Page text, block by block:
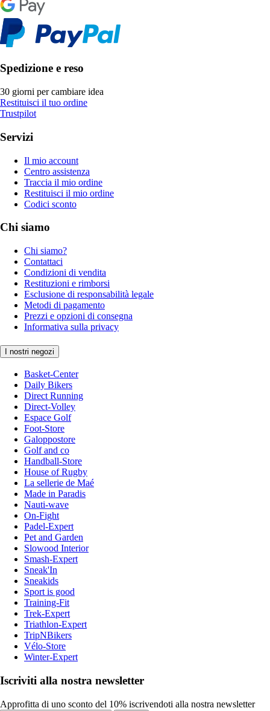
Spedizione e reso
30 giorni per cambiare idea
Restituisci il tuo ordine
Trustpilot
Servizi
Il mio account
Centro assistenza
Traccia il mio ordine
Restituisci il mio ordine
Codici sconto
Chi siamo
Chi siamo?
Contattaci
Condizioni di vendita
Restituzioni e rimborsi
Esclusione di responsabilità legale
Metodi di pagamento
Prezzi e opzioni di consegna
Informativa sulla privacy
I nostri negozi
Basket-Center
Daily Bikers
Direct Running
Direct-Volley
Espace Golf
Foot-Store
Galoppostore
Golf and co
Handball-Store
House of Rugby
La sellerie de Maé
Made in Paradis
Nauti-wave
On-Fight
Padel-Expert
Pet and Garden
Slowood Interior
Smash-Expert
Sneak'In
Sneakids
Sport is good
Training-Fit
Trek-Expert
Triathlon-Expert
TripNBikers
Vélo-Store
Winter-Expert
Iscriviti alla nostra newsletter
Approfitta di uno sconto del 10% iscrivendoti alla nostra newsletter